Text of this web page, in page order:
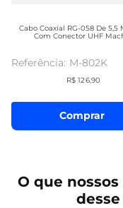
Cabo Coaxial RG-058 De 5,5
Com Conector UHF
M-802K
R$ 126,90
Comprar
O que